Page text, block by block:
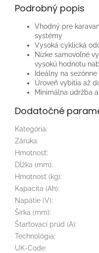
Podrobný popis
Vhodný pre
systémy
Vysoká cyklická
Nízke samovoľné
vysokú hodnotu
Ideálny na
Úroveň vybitia až
Minimálna údržba
Dodatočné
Kategória:
Záruka:
Hmotnosť:
Dĺžka (mm):
Hmotnosť (kg):
Kapacita (Ah):
Napätie (V):
Šírka (mm):
Štartovací prúd (A):
Technológia:
UK-Code: